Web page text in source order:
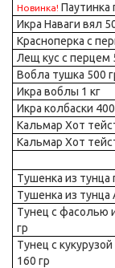
Новинка! Паутинка
Икра Наваги вял
Красноперка с
Лещ кус с перцем
Вобла тушка 500
Икра воблы 1 кг
Икра колбаски
Кальмар Хот
Кальмар Хот
Тушенка из тунца
Тушенка из тунца
Тунец с фасолью
гр
Тунец с
160 гр